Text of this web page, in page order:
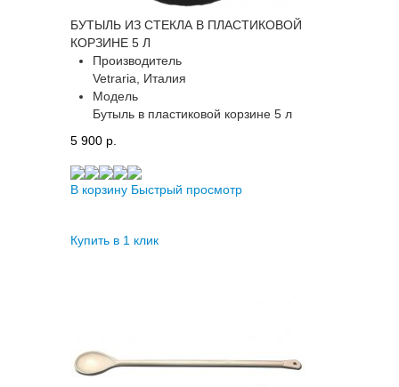
БУТЫЛЬ ИЗ СТЕКЛА В ПЛАСТИКОВОЙ
КОРЗИНЕ 5 Л
Производитель
Vetraria, Италия
Модель
Бутыль в пластиковой корзине 5 л
5 900 p.
В корзину Быстрый просмотр
Купить в 1 клик